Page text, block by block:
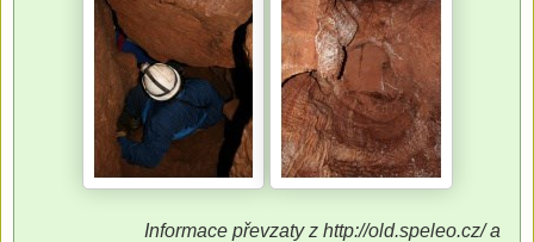
Informace převzaty z http://old.speleo.cz/ a